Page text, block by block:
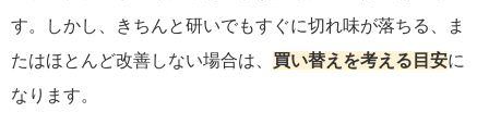
す。しかし、きちんと研いでもすぐに切れ味が落ちる、ま
たはほとんど改善しない場合は、 買い替えを考える目安に
なります。